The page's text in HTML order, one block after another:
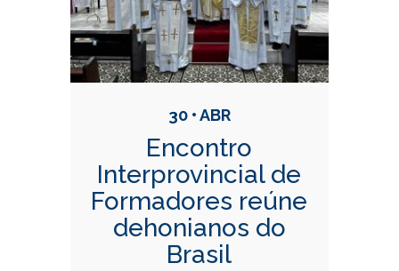
30 • ABR
Encontro
Interprovincial de
Formadores reúne
dehonianos do
Brasil